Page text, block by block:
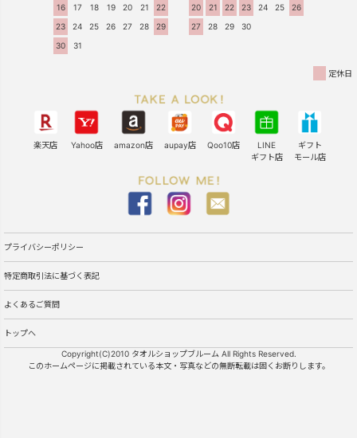
16
17 18 19 20 21
22
23
24 25 26 27 28
29
30
31
20
21 22 23 24 25
26
27
28 29 30
定休日
楽天店 Yahoo店 amazon店 aupay店 Qoo10店
LINE
ギフト店
ギフト
モール店
プライバシーポリシー
特定商取引法に基づく表記
よくあるご質問
トップへ
Copyright(C)2010 タオルショップブルーム All Rights Reserved.
このホームページに掲載されている本文・写真などの無断転載は固くお断りします。